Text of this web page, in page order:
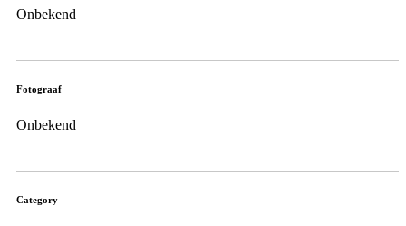
Onbekend
Fotograaf
Onbekend
Category